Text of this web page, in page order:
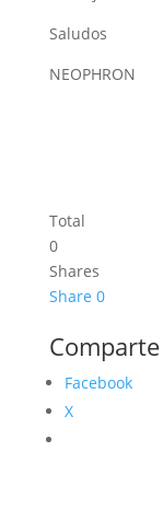
Saludos
NEOPHRON
Total
0
Shares
Share 0
Facebook
X